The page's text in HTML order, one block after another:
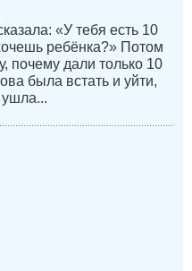
«У тебя есть 10
ребёнка?» Потом
почему дали только 10
была встать и уйти,